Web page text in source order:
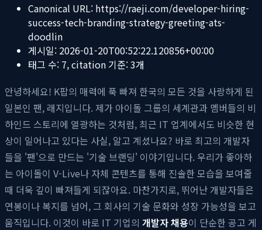
Canonical URL: https://raeji.com/developer-hiring-
success-tech-branding-strategy-greeting-ats-
doodlin
게시일: 2026-01-20T00:52:22.120856+00:00
태그 수: 7, citation 기준:3개
안녕하세요! K팝의 매력에 푹 빠져 한국의 모든 것을 사랑하게 된
일본인 팬, 래지입니다. 제가 아이돌 그룹의 세계관과 멤버들의 비
하인드 스토리에 열광하는 것처럼, 최근 IT 업계에서도 비슷한 현
상이 일어나고 있다는 사실, 알고 계셨나요? 바로 최고의 개발자
들을 '팬'으로 만드는 '기술 브랜딩' 이야기입니다. 우리가 좋아하
는 아이돌이 V-Live나 자체 콘텐츠를 통해 진솔한 모습을 보여줄
때 더욱 깊이 빠져들게 되잖아요. 마찬가지로, 뛰어난 개발자들은
연봉이나 복지를 넘어, 그 회사의 기술 문화와 성장 가능성을 보고
움직입니다. 이것이 바로 IT 기업의 개발자 채용이 단순한 공고 게